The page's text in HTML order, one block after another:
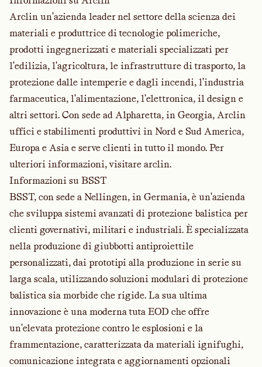
Arclin un'azienda leader nel settore della scienza dei
materiali e produttrice di tecnologie polimeriche,
prodotti ingegnerizzati e materiali specializzati per
l'edilizia, l'agricoltura, le infrastrutture di trasporto, la
protezione dalle intemperie e dagli incendi, l'industria
farmaceutica, l'alimentazione, l'elettronica, il design e
altri settori. Con sede ad Alpharetta, in Georgia, Arclin
uffici e stabilimenti produttivi in Nord e Sud America,
Europa e Asia e serve clienti in tutto il mondo. Per
ulteriori informazioni, visitare arclin.
Informazioni su BSST
BSST, con sede a Nellingen, in Germania, è un'azienda
che sviluppa sistemi avanzati di protezione balistica per
clienti governativi, militari e industriali. È specializzata
nella produzione di giubbotti antiproiettile
personalizzati, dai prototipi alla produzione in serie su
larga scala, utilizzando soluzioni modulari di protezione
balistica sia morbide che rigide. La sua ultima
innovazione è una moderna tuta EOD che offre
un'elevata protezione contro le esplosioni e la
frammentazione, caratterizzata da materiali ignifughi,
comunicazione integrata e aggiornamenti opzionali